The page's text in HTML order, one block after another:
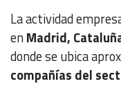
La actividad
enMadrid,
donde se ubica
compañías del